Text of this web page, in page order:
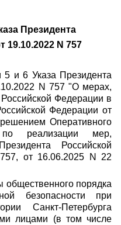
Президента
19.10.2022 N 757
5 и 6 Указа Президента
N 757 "О мерах,
Федерации в
Федерации от
Оперативного
по реализации мер,
Российской
от 16.06.2025 N 22
общественного порядка
безопасности при
Санкт-Петербурга
лицами (в том числе